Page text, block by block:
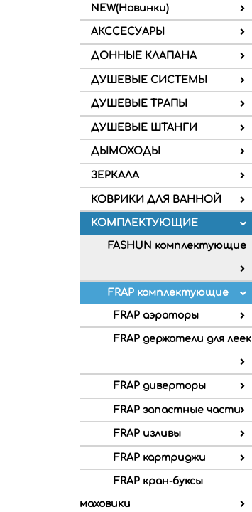
NEW(Новинки)
АКССЕСУАРЫ
ДОННЫЕ КЛАПАНА
ДУШЕВЫЕ СИСТЕМЫ
ДУШЕВЫЕ ТРАПЫ
ДУШЕВЫЕ ШТАНГИ
ДЫМОХОДЫ
ЗЕРКАЛА
КОВРИКИ ДЛЯ ВАННОЙ
КОМПЛЕКТУЮЩИЕ
FASHUN комплектующие
FRAP комплектующие
FRAP аэраторы
FRAP держатели для леек
FRAP диверторы
FRAP запастные части
FRAP изливы
FRAP картриджи
FRAP кран-буксы
маховики